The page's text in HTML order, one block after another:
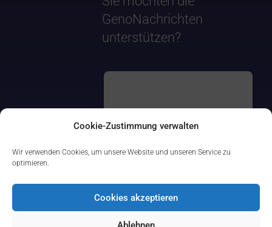
Cookie-Zustimmung verwalten
Wir verwenden Cookies, um unsere Website und unseren Service zu
optimieren.
Cookies akzeptieren
GenoNachrichten
unterstützen?